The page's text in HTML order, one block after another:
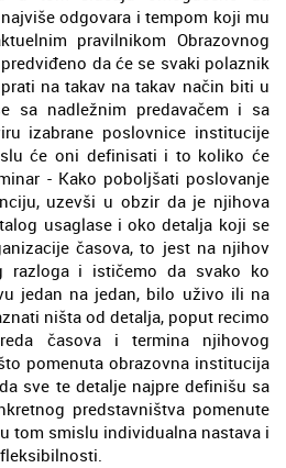
odgovara i tempom koji mu
pravilnikom Obrazovnog
da će se svaki polaznik
na takav na takav način biti u
sa nadležnim predavačem i sa
izabrane poslovnice institucije
će oni definisati i to koliko će
- Kako poboljšati poslovanje
uzevši u obzir da je njihova
usaglase i oko detalja koji se
časova, to jest na njihov
razloga i ističemo da svako ko
jedan na jedan, bilo uživo ili na
ništa od detalja, poput recimo
časova i termina njihovog
pomenuta obrazovna institucija
sve te detalje najpre definišu sa
predstavništva pomenute
tom smislu individualna nastava i